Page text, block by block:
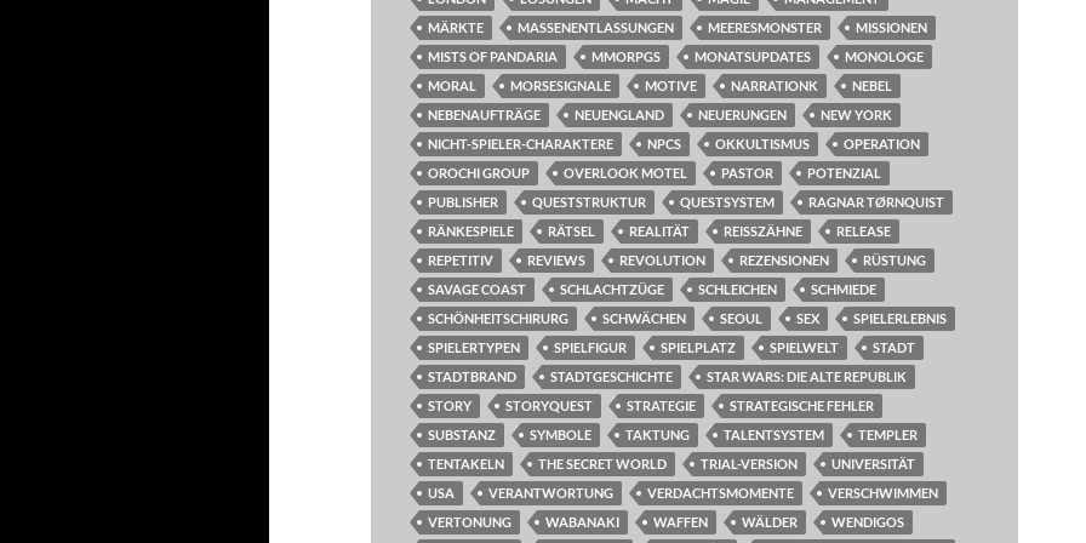
MÄRKTE
MASSENENTLASSUNGEN MEERESMONSTER
MISSIONEN
MISTS OF PANDARIA
MMORPGS MONATSUPDATES
MONOLOGE
MORAL
MORSESIGNALE MOTIVE NARRATIONK
NEBEL
NEBENAUFTRÄGE
NEUENGLAND NEUERUNGEN
NEW YORK
NICHT-SPIELER-CHARAKTERE
NPCS OKKULTISMUS
OPERATION
OROCHI GROUP
OVERLOOK MOTEL PASTOR
POTENZIAL
PUBLISHER
QUESTSTRUKTUR QUESTSYSTEM
RAGNAR TØRNQUIST
RÄNKESPIELE
RÄTSEL REALITÄT REISSZÄHNE
RELEASE
REPETITIV
REVIEWS REVOLUTION REZENSIONEN
RÜSTUNG
SAVAGE COAST
SCHLACHTZÜGE SCHLEICHEN
SCHMIEDE
SCHÖNHEITSCHIRURG
SCHWÄCHEN SEOUL SEX
SPIELERLEBNIS
SPIELERTYPEN
SPIELFIGUR SPIELPLATZ SPIELWELT
STADT
STADTBRAND
STADTGESCHICHTE
STAR WARS: DIE ALTE REPUBLIK
STORY
STORYQUEST STRATEGIE
STRATEGISCHE FEHLER
SUBSTANZ
SYMBOLE TAKTUNG TALENTSYSTEM
TEMPLER
TENTAKELN
THE SECRET WORLD TRIAL-VERSION
UNIVERSITÄT
USA
VERANTWORTUNG VERDACHTSMOMENTE
VERSCHWIMMEN
VERTONUNG
WABANAKI WAFFEN WÄLDER WENDIGOS